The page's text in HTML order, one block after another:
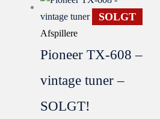
SOLGT
Afspillere
Pioneer TX-608 –
vintage tuner –
SOLGT!